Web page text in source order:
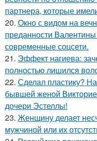
партнера, которые
20. Окно с видом на
преданности
современные соцсети.
21. Эффект нагиева:
полностью лишился
22. Сделал пластику?
бывшей женой
дочери Эстеллы!
23. Женщину делает
мужчиной или их